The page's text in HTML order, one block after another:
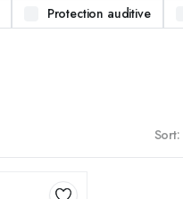
Protection auditive
Sort: